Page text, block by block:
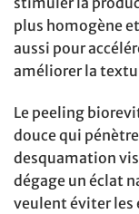
plus homogène
aussi pour
améliorer la
Le peeling
douce qui
desquamation
dégage un éclat
veulent éviter les